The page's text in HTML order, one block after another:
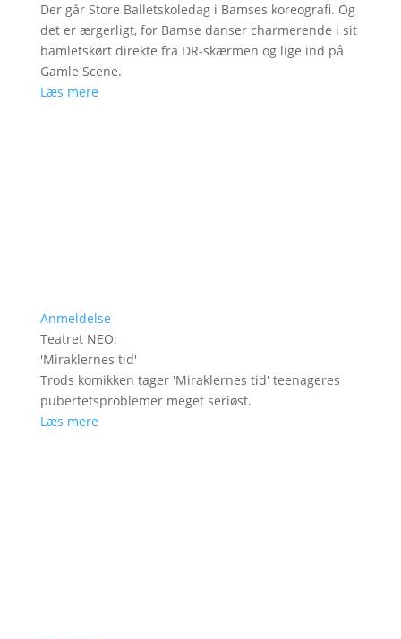
Der går Store Balletskoledag i Bamses koreografi. Og
det er ærgerligt, for Bamse danser charmerende i sit
bamletskørt direkte fra DR-skærmen og lige ind på
Gamle Scene.
Læs mere
Anmeldelse
Teatret NEO:
'Miraklernes tid'
Trods komikken tager 'Miraklernes tid' teenageres
pubertetsproblemer meget seriøst.
Læs mere